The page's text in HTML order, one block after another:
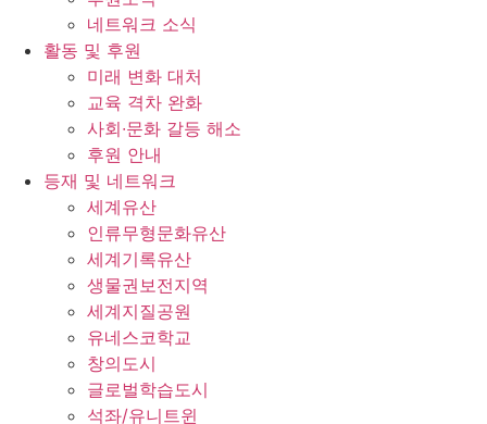
네트워크 소식
활동 및 후원
미래 변화 대처
교육 격차 완화
사회∙문화 갈등 해소
후원 안내
등재 및 네트워크
세계유산
인류무형문화유산
세계기록유산
생물권보전지역
세계지질공원
유네스코학교
창의도시
글로벌학습도시
석좌/유니트윈